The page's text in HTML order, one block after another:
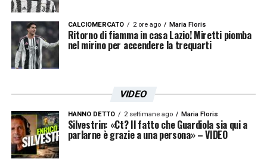
CALCIOMERCATO 2 ore ago Maria Floris
Ritorno di fiamma in casa Lazio! Miretti piomba
nel mirino per accendere la trequarti
VIDEO
HANNO DETTO 2 settimane ago Maria Floris
Silvestrin: «Ct? Il fatto che Guardiola sia qui a
parlarne è grazie a una persona» – VIDEO